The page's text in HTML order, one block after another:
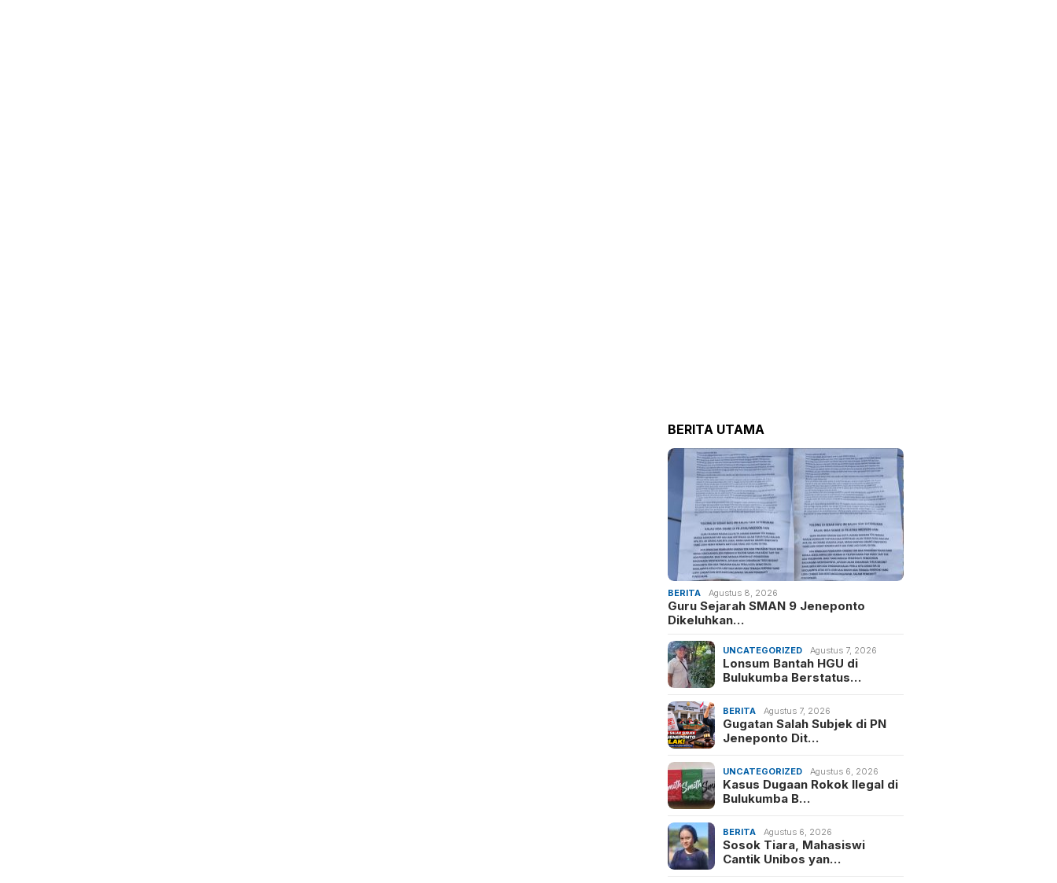
BERITA UTAMA
BERITA Agustus 8, 2026
Guru Sejarah SMAN 9 Jeneponto
Dikeluhkan…
UNCATEGORIZED Agustus 7, 2026
Lonsum Bantah HGU di
Bulukumba Berstatus…
BERITA Agustus 7, 2026
Gugatan Salah Subjek di PN
Jeneponto Dit…
UNCATEGORIZED Agustus 6, 2026
Kasus Dugaan Rokok Ilegal di
Bulukumba B…
BERITA Agustus 6, 2026
Sosok Tiara, Mahasiswi
Cantik Unibos yan…